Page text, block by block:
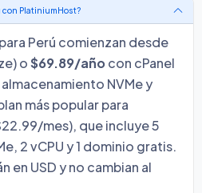
con PlatiniumHost?
Perú comienzan desde
o$69.89/añocon cPanel
NVMe y
más popular para
mes), que incluye 5
2 vCPU y 1 dominio gratis.
en USD y no cambian al